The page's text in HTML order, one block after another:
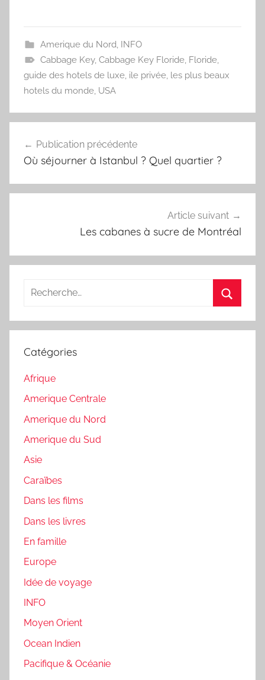
Amerique du Nord INFO
Cabbage Key, Cabbage Key Floride, Floride,
guide des hotels de luxe ile privée les plus beaux
hotels du monde USA
de
Publication précédente
Où séjourner à Istanbul ? Quel quartier ?
Article suivant
Les cabanes à sucre de Montréal
Recherche
:
Catégories
Afrique
Amerique Centrale
Amerique du Nord
Amerique du Sud
Asie
Caraïbes
Dans les films
Dans les livres
En famille
Europe
Idée de voyage
INFO
Moyen Orient
Ocean Indien
Pacifique & Océanie